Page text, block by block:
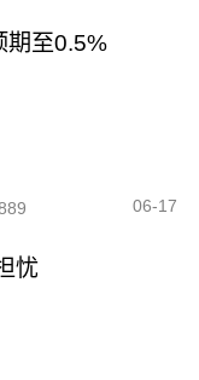
期至0.5%
06-17
忧